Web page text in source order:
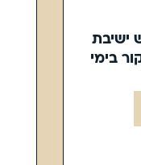
ישיבת
בימי